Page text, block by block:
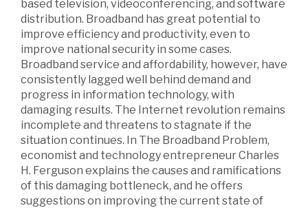
based television, videoconferencing, and software
distribution. Broadband has great potential to
improve efficiency and productivity, even to
improve national security in some cases.
Broadband service and affordability, however, have
consistently lagged well behind demand and
progress in information technology, with
damaging results. The Internet revolution remains
incomplete and threatens to stagnate if the
situation continues. In The Broadband Problem,
economist and technology entrepreneur Charles
H. Ferguson explains the causes and ramifications
of this damaging bottleneck, and he offers
suggestions on improving the current state of